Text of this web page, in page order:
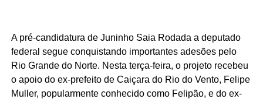
A pré-candidatura de Juninho Saia Rodada a deputado
federal segue conquistando importantes adesões pelo
Rio Grande do Norte. Nesta terça-feira, o projeto recebeu
o apoio do ex-prefeito de Caiçara do Rio do Vento, Felipe
Muller, popularmente conhecido como Felipão, e do ex-